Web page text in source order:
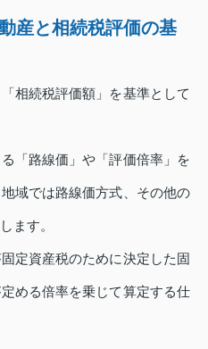
産と相続税評価の基
相続税評価額」を基準として
「路線価」や「評価倍率」を
域では路線価方式、その他の
ます。
定資産税のために決定した固
める倍率を乗じて算定する仕